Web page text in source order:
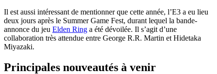
Il est aussi intéressant de mentionner que cette année, l’E3 a eu lieu
deux jours après le Summer Game Fest, durant lequel la bande-
annonce du jeu Elden Ring a été dévoilée. Il s’agit d’une
collaboration très attendue entre George R.R. Martin et Hidetaka
Miyazaki.
Principales nouveautés à venir